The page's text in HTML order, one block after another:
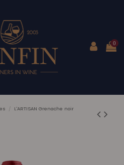
0
L'ARTISAN Grenache noir